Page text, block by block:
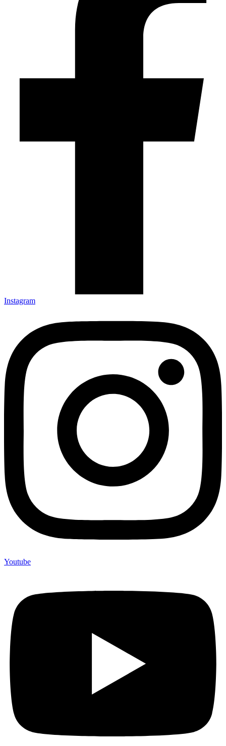
Instagram
Youtube